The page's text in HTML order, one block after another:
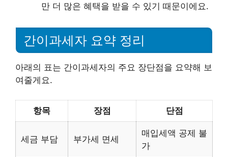
만 더 많은 혜택을 받을 수 있기 때문이에요.
간이과세자 요약 정리
아래의 표는 간이과세자의 주요 장단점을 요약해 보
여줄게요.
항목 장점 단점
세금 부담 부가세 면세
매입세액 공제 불
가